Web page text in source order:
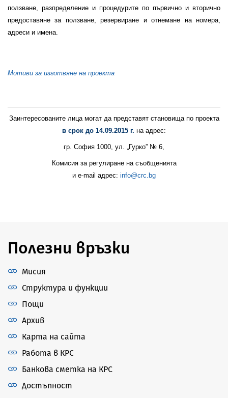
ползване, разпределение и процедурите по първично и вторично
предоставяне за ползване, резервиране и отнемане на номера,
адреси и имена.
Мотиви за изготвяне на проекта
Заинтересованите лица могат да представят становища по проекта
в срок до 14.09.2015 г. на адрес:
гр. София 1000, ул. „Гурко” № 6,
Комисия за регулиране на съобщенията
и e-mail адрес: info@crc.bg
Полезни връзки
Мисия
Структура и функции
Пощи
Архив
Карта на сайта
Работа в КРС
Банкова сметка на КРС
Достъпност